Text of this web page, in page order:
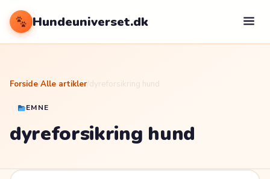
Hundeuniverset.dk
Forside Alle artikler/
EMNE
dyreforsikring hund